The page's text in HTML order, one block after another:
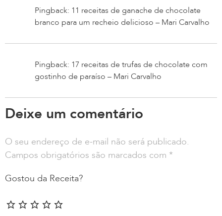
Pingback: 11 receitas de ganache de chocolate
branco para um recheio delicioso – Mari Carvalho
Pingback: 17 receitas de trufas de chocolate com
gostinho de paraíso – Mari Carvalho
Deixe um comentário
O seu endereço de e-mail não será publicado.
Campos obrigatórios são marcados com *
Gostou da Receita?